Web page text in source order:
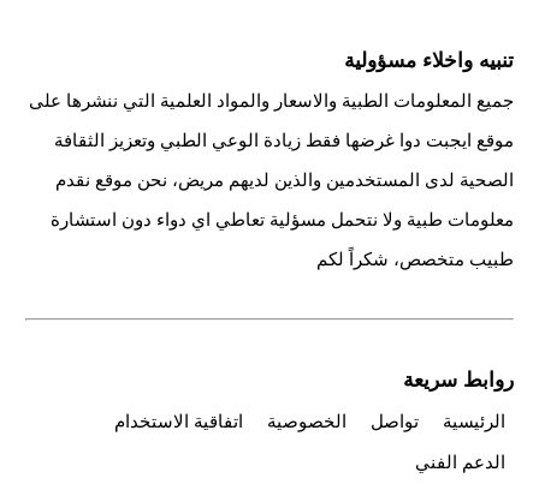
تنبيه واخلاء مسؤولية
جميع المعلومات الطبية والاسعار والمواد العلمية التي ننشرها على
موقع ايجبت دوا غرضها فقط زيادة الوعي الطبي وتعزيز الثقافة
الصحية لدى المستخدمين والذين لديهم مريض، نحن موقع نقدم
معلومات طبية ولا نتحمل مسؤلية تعاطي اي دواء دون استشارة
طبيب متخصص، شكراً لكم
روابط سريعة
الرئيسية تواصل الخصوصية
اتفاقية الاستخدام
الدعم الفني